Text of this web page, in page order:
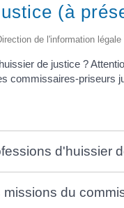
(à
de l'information
de justice ?
commissaires-priseurs
d'huissier
missions du